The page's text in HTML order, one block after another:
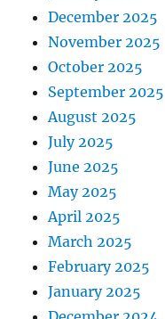
December 2025
November 2025
October 2025
September 2025
August 2025
July 2025
June 2025
May 2025
April 2025
March 2025
February 2025
January 2025